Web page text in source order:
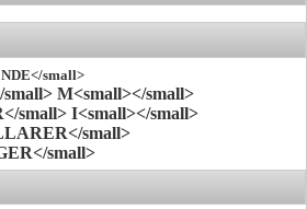
small>
M<small></small>
small> I<small></small>
small>
small>